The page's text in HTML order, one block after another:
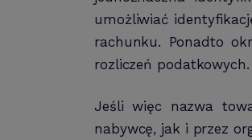
umożliwiać
rachunku. Ponadto
rozliczeń podatkowych.
Jeśli więc nazwa
nabywcę, jak i przez